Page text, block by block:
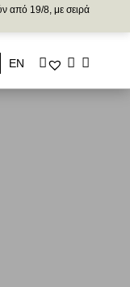
από 19/8, με σειρά
ΕΝ